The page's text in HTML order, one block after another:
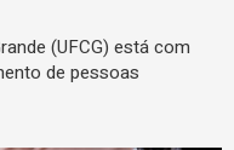
(UFCG) está com
de pessoas